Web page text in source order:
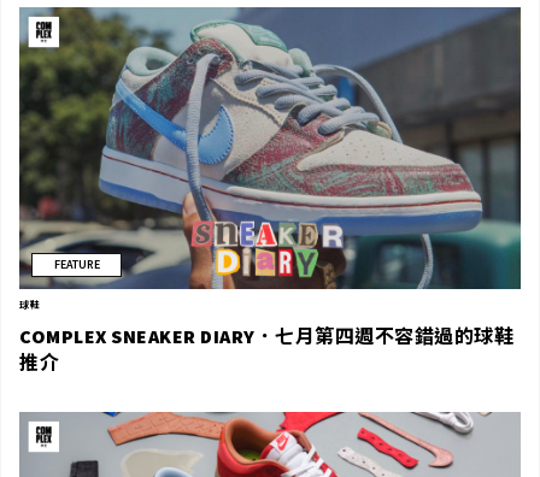
FEATURE
球鞋
COMPLEX SNEAKER DIARY．七月第四週不容錯過的球鞋
推介